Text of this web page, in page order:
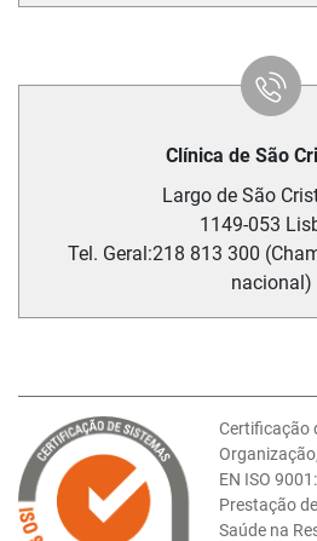
Clínica de São
Largo de São
1149-053
Tel. Geral:218 813 300
nacional)
Certificação
EN ISO
Prestação
Saúde na